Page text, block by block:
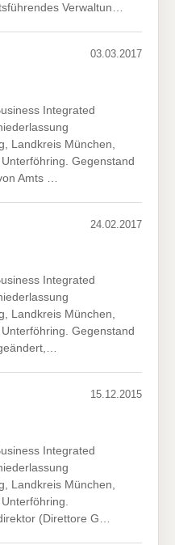
Verwaltun…
03.03.2017
Integrated
Landkreis München,
Gegenstand
Amts …
24.02.2017
Integrated
Landkreis München,
Gegenstand
15.12.2015
Integrated
Landkreis München,
(Direttore G…